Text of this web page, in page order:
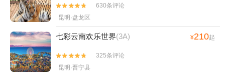


630条评论
昆明·盘龙区
七彩云南欢乐世界(3A) ¥210起


325条评论
昆明·晋宁县